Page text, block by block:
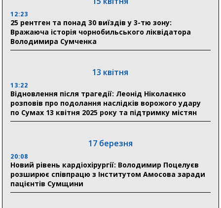
29 липня
18:13
Лікарня Святого Пантелеймона отримала нову
28 липня
19:07
Соціальні виплати без затримок: Пенсійний фонд
Сумщини профінансував 2,5 млрд грн у липні
атак: Ніколаєнко підбив підсумки ліквідації
наслідків
12:23
25 рентген та понад 30 виїздів у 3-тю зону:
Вражаюча історія чорнобильського ліквідатора
Володимира Сумченка
13 квітня
13:22
Відновлення після трагедії: Леонід Ніколаєнко
розповів про подолання наслідків ворожого удару
по Сумах 13 квітня 2025 року та підтримку містян
17 березня
20:08
Новий рівень кардіохірургії: Володимир Поцелуєв
розширює співпрацю з Інститутом Амосова заради
пацієнтів Сумщини